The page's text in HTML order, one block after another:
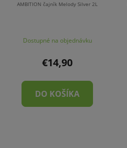
AMBITION čajník Melody Silver 2L
Dostupné na objednávku
€14,90
DO KOŠÍKA